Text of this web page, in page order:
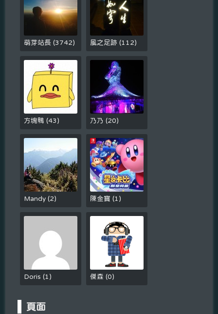
萌芽站長(3742) 風之足跡(112)
方塊鴨(43 ) 乃乃(20)
Mandy(2) 陳金寶(1 )
Doris(1 ) 傑森(0)
頁面